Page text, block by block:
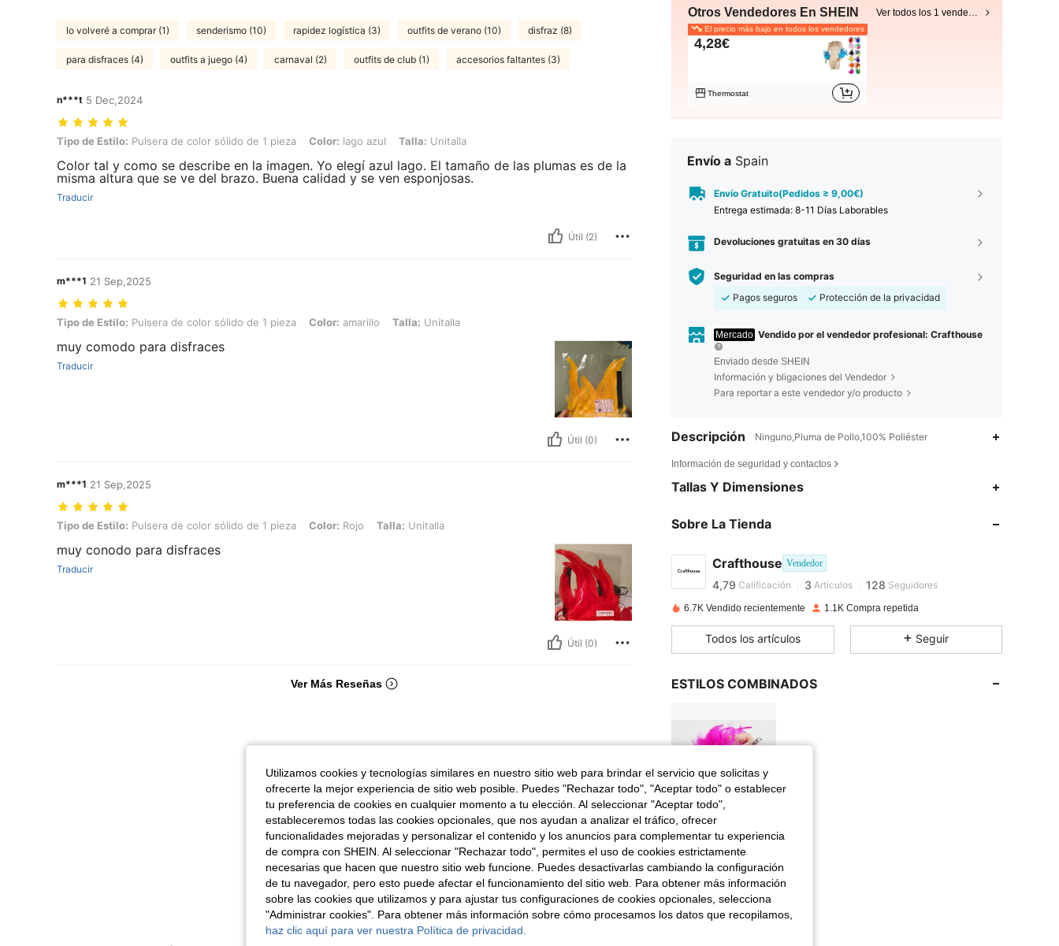
lo volveré a comprar (1) senderismo (10) rapidez logística (3) outfits de verano (10) disfraz (8)
para disfraces (4) outfits a juego (4) carnaval (2) outfits de club (1) accesorios faltantes (3)
n***t 5 Dec,2024
Tipo de Estilo: Pulsera de color sólido de 1 pieza, Color: lago azul, Talla: Unitalla
Tipo de Estilo: Pulsera de color sólido de 1 pieza Color: lago azul Talla: Unitalla
Color tal y como se describe en la imagen. Yo elegí azul lago. El tamaño de las plumas es de la
misma altura que se ve del brazo. Buena calidad y se ven esponjosas.
Traducir
Útil (2)
m***1 21 Sep,2025
Tipo de Estilo: Pulsera de color sólido de 1 pieza, Color: amarillo, Talla: Unitalla
Tipo de Estilo: Pulsera de color sólido de 1 pieza Color: amarillo Talla: Unitalla
muy comodo para disfraces
Traducir
Útil (0)
m***1 21 Sep,2025
Tipo de Estilo: Pulsera de color sólido de 1 pieza, Color: Rojo, Talla: Unitalla
Tipo de Estilo: Pulsera de color sólido de 1 pieza Color: Rojo Talla: Unitalla
muy conodo para disfraces
Traducir
Útil (0)
Ver Más Reseñas
Otros Vendedores En SHEIN Ver todos los 1 vendedores
El precio más bajo en todos los vendedores
4,28€
Thermostat
Envío a Spain
Envío Gratuito(Pedidos ≥ 9,00€)
Entrega estimada: 8-11 Días Laborables
Devoluciones gratuitas en 30 días
Seguridad en las compras
Pagos seguros
Protección de la privacidad
Mercado Vendido por el vendedor profesional: Crafthouse
Enviado desde SHEIN
Información y bligaciones del Vendedor
Para reportar a este vendedor y/o producto
Descripción Ninguno,Pluma de Pollo,100% Poliéster
Información de seguridad y contactos
Tallas Y Dimensiones
Sobre La Tienda
Crafthouse Vendedor
4,79
4,79 Calificación 3 Artículos 128 Seguidores
4,79
4,79 3
4,79
4,79
4,79
4,79
4,79
6.7K Vendido recientemente 1.1K Compra repetida
Todos los artículos Seguir
ESTILOS COMBINADOS
1 Artículos
Utilizamos cookies y tecnologías similares en nuestro sitio web para brindar el servicio que solicitas y
ofrecerte la mejor experiencia de sitio web posible. Puedes "Rechazar todo", "Aceptar todo" o establecer
tu preferencia de cookies en cualquier momento a tu elección. Al seleccionar "Aceptar todo",
estableceremos todas las cookies opcionales, que nos ayudan a analizar el tráfico, ofrecer
funcionalidades mejoradas y personalizar el contenido y los anuncios para complementar tu experiencia
de compra con SHEIN. Al seleccionar "Rechazar todo", permites el uso de cookies estrictamente
necesarias que hacen que nuestro sitio web funcione. Puedes desactivarlas cambiando la configuración
de tu navegador, pero esto puede afectar el funcionamiento del sitio web. Para obtener más información
sobre las cookies que utilizamos y para ajustar tus configuraciones de cookies opcionales, selecciona
"Administrar cookies". Para obtener más información sobre cómo procesamos los datos que recopilamos,
haz clic aquí para ver nuestra Política de privacidad.